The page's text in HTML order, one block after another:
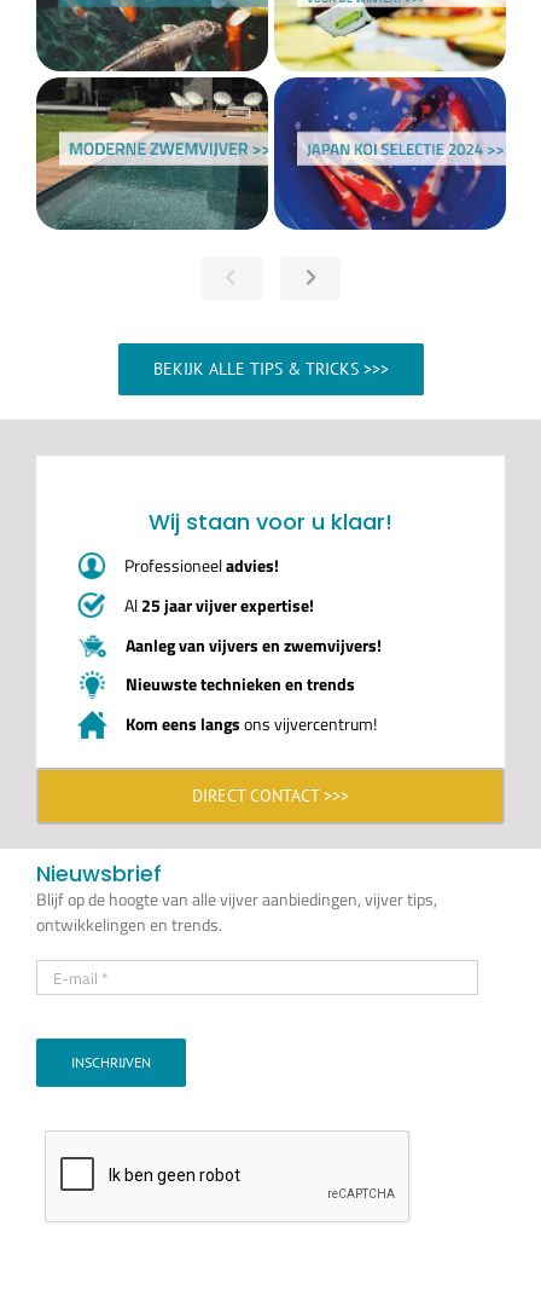
BEKIJK ALLE TIPS & TRICKS >>>
Wij staan voor u klaar!
Professioneeladvies!
Al25 jaar vijver expertise!
Aanleg van vijvers en zwemvijvers!
Nieuwste technieken en trends
Kom eens langsons vijvercentrum!
DIRECT CONTACT >>>
Nieuwsbrief
Blijf op de hoogte van alle vijver aanbiedingen, vijver tips,
ontwikkelingen en trends.
INSCHRIJVEN